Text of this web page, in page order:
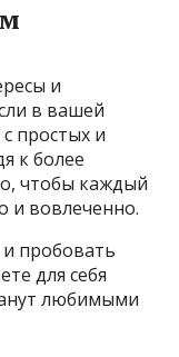
и
в вашей
простых и
к более
чтобы каждый
и вовлеченно.
пробовать
для себя
любимыми